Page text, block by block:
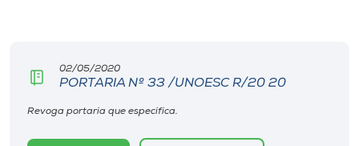
CPA
02/05/2020
PORTARIA Nº 33 /UNOESC R/20 20
Revoga portaria que especifica.